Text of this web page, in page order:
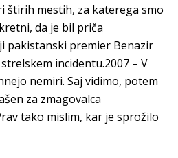
mestih, za katerega smo
da je bil priča
pakistanski premier Benazir
incidentu.2007 – V
nemiri. Saj vidimo, potem
za zmagovalca
tako mislim, kar je sprožilo